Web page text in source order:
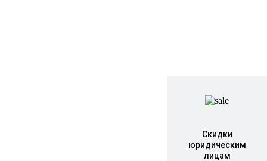
Скидки
юридическим
лицам